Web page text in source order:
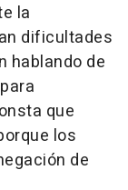
la
dificultades
hablando de
que
los
de